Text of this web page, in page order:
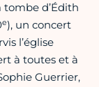
d’Édith
e), un concert
l’église
à toutes et à
Guerrier,